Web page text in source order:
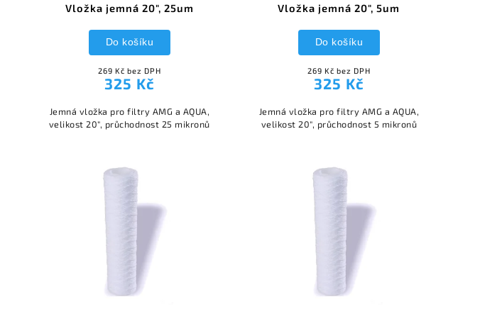
Vložka jemná 20", 25um
269 Kč bez DPH
325 Kč
Do košíku
Jemná vložka pro filtry AMG a AQUA,
velikost 20", průchodnost 25 mikronů
Vložka jemná 20", 5um
269 Kč bez DPH
325 Kč
Do košíku
Jemná vložka pro filtry AMG a AQUA,
velikost 20", průchodnost 5 mikronů